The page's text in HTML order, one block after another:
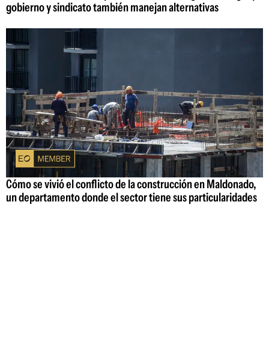
gobierno y sindicato también manejan alternativas
Cómo se vivió el conflicto de la construcción en Maldonado,
un departamento donde el sector tiene sus particularidades